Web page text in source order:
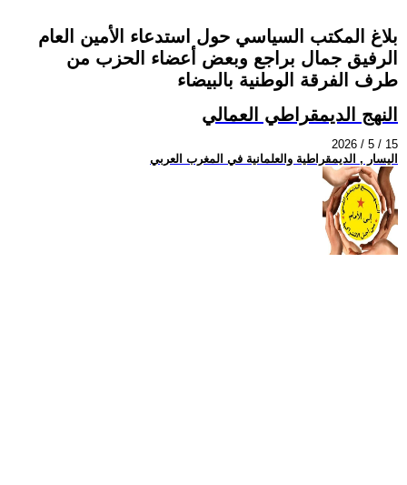
بلاغ المكتب السياسي حول استدعاء الأمين العام
الرفيق جمال براجع وبعض أعضاء الحزب من
طرف الفرقة الوطنية بالبيضاء
النهج الديمقراطي العمالي
2026 / 5 / 15
اليسار , الديمقراطية والعلمانية في المغرب العربي